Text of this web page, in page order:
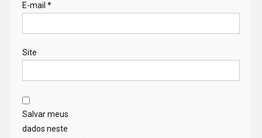
E-mail *
Site
Salvar meus
dados neste